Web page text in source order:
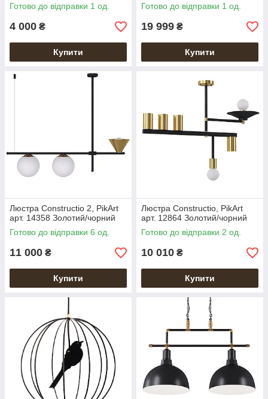
Готово до відправки 1 од.
4 000 ₴
Купити
Готово до відправки 1 од.
19 999 ₴
Купити
Люстра Constructio 2, PikArt
арт. 14358 Золотий/чорний
Готово до відправки 6 од.
11 000 ₴
Купити
Люстра Constructio, PikArt
арт. 12864 Золотий/чорний
Готово до відправки 2 од.
10 010 ₴
Купити